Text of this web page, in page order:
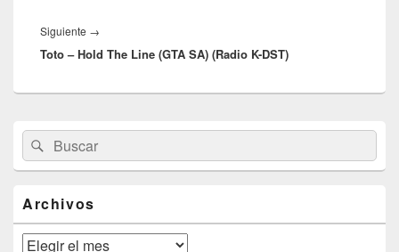
Siguiente →
siguiente:
Toto – Hold The Line (GTA SA) (Radio K-DST)
área
de
widget
lateral
primaria
Buscar
por:
Buscar
Archivos
Archivos